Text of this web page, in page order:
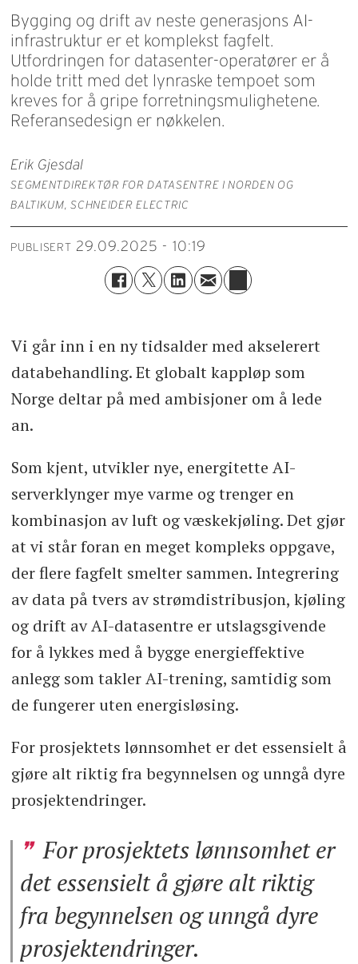
Bygging og drift av neste generasjons AI-
infrastruktur er et komplekst fagfelt.
Utfordringen for datasenter-operatører er å
holde tritt med det lynraske tempoet som
kreves for å gripe forretningsmulighetene.
Referansedesign er nøkkelen.
Erik Gjesdal
SEGMENTDIREKTØR FOR DATASENTRE I NORDEN OG
BALTIKUM, SCHNEIDER ELECTRIC
PUBLISERT 29.09.2025 - 10:19
Vi går inn i en ny tidsalder med akselerert
databehandling. Et globalt kappløp som
Norge deltar på med ambisjoner om å lede
an.
Som kjent, utvikler nye, energitette AI-
serverklynger mye varme og trenger en
kombinasjon av luft og væskekjøling. Det gjør
at vi står foran en meget kompleks oppgave,
der flere fagfelt smelter sammen. Integrering
av data på tvers av strømdistribusjon, kjøling
og drift av AI-datasentre er utslagsgivende
for å lykkes med å bygge energieffektive
anlegg som takler AI-trening, samtidig som
de fungerer uten energisløsing.
For prosjektets lønnsomhet er det essensielt å
gjøre alt riktig fra begynnelsen og unngå dyre
prosjektendringer.
For prosjektets lønnsomhet er
det essensielt å gjøre alt riktig
fra begynnelsen og unngå dyre
prosjektendringer.